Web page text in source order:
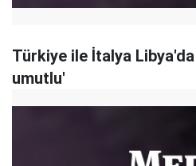
Türkiye ile İtalya Libya'da
umutlu'